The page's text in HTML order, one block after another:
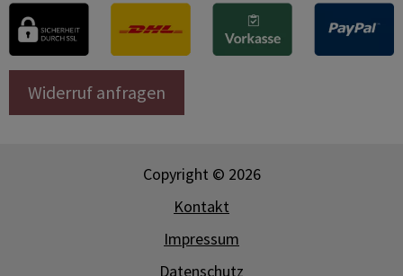
Widerruf anfragen
Copyright © 2026
Kontakt
Impressum
Datenschutz